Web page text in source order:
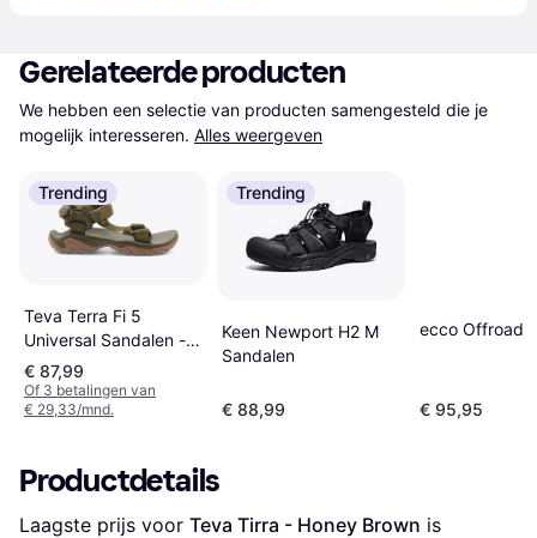
Gerelateerde producten
We hebben een selectie van producten samengesteld die je
mogelijk interesseren. Alles weergeven
Trending
Teva Terra Fi 5
Universal Sandalen -
Dark Olive/Honey
Brown
€ 87,99
Of 3 betalingen van
€ 29,33/mnd.
Trending
Keen Newport H2 M
Sandalen
€ 88,99
ecco Offroad
€ 95,95
Productdetails
Laagste prijs voor Teva Tirra - Honey Brown